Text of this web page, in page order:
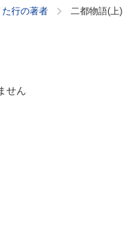
た行の著者 二都物語(上)
せん